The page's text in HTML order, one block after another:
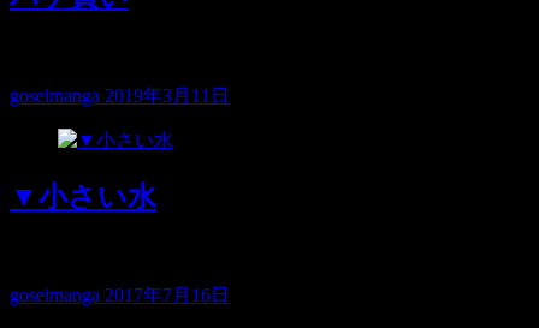
goseimanga 2019年3月11日
▼小さい水
goseimanga 2017年7月16日